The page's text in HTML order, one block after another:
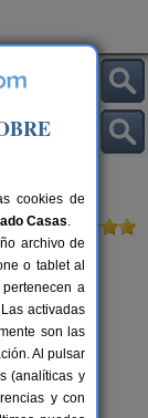
2 pers.
23 €
cookies de
Casas.
archivo de
o tablet al
a
activadas
son las
Al pulsar
(analíticas y
y con